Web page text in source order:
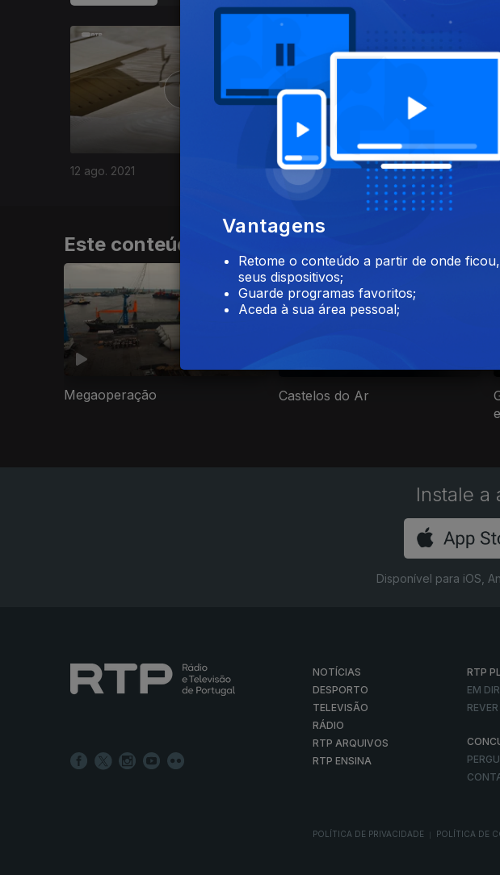
12 ago. 2021
562405
Este conteúdo faz parte de Arquitetura e
Megaoperação Castelos do Ar
Instale a
Disponível para iOS,
NOTÍCIAS
DESPORTO
TELEVISÃO
RÁDIO
RTP ARQUIVOS
RTP ENSINA
RTP
EM
POLÍTICA DE PRIVACIDADE POLÍTICA DE
Vantagens
Retome o conteúdo a partir de onde
seus dispositivos;
Guarde programas favoritos;
Aceda à sua área pessoal;